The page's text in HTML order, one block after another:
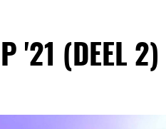
'21 (DEEL 2)